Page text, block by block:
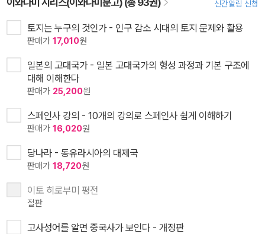
신간알림 신청
토지는 누구의 것인가 - 인구 감소 시대의 토지 문제와 활용
판매가 17,010원
일본의 고대국가 - 일본 고대국가의 형성 과정과 기본 구조에
대해 이해한다
판매가 25,200원
스페인사 강의 - 10개의 강의로 스페인사 쉽게 이해하기
판매가 16,020원
당나라 - 동유라시아의 대제국
판매가 18,720원
이토 히로부미 평전
절판
고사성어를 알면 중국사가 보인다 - 개정판